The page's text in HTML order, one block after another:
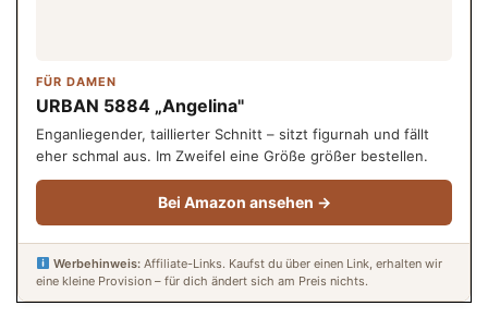
FÜR DAMEN
URBAN 5884 „Angelina"
Enganliegender, taillierter Schnitt – sitzt figurnah und fällt
eher schmal aus. Im Zweifel eine Größe größer bestellen.
Bei Amazon ansehen →
Werbehinweis:Affiliate-Links. Kaufst du über einen Link, erhalten wir
eine kleine Provision – für dich ändert sich am Preis nichts.